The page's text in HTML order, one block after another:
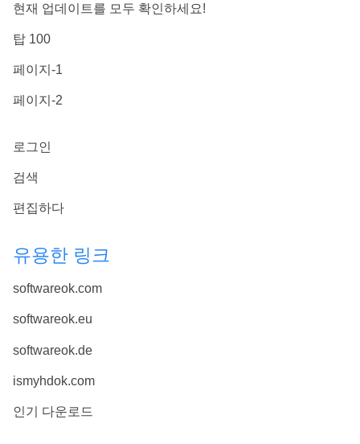
현재 업데이트를 모두 확인하세요!
탑 100
페이지-1
페이지-2
로그인
검색
편집하다
유용한 링크
softwareok.com
softwareok.eu
softwareok.de
ismyhdok.com
인기 다운로드